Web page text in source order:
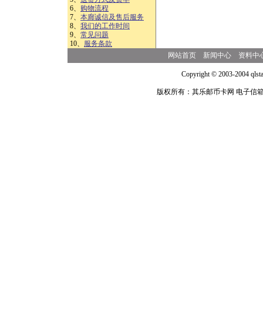
6、 购物流程
7、 本廊诚信及售后服务
8、 我们的工作时间
9、 常见问题
10、 服务条款
网站首页 新闻中心 资料中
Copyright © 2003-2004
版权所有：其乐邮币卡网 电子信